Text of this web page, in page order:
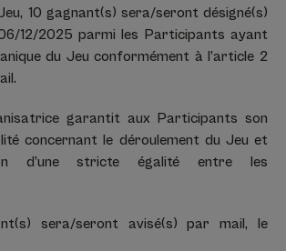
10 gagnant(s) sera/seront désigné(s)
12/2025 parmi les Participants ayant
du Jeu conformément à l’article 2
garantit aux Participants son
concernant le déroulement du Jeu et
d’une stricte égalité entre les
sera/seront avisé(s) par mail, le